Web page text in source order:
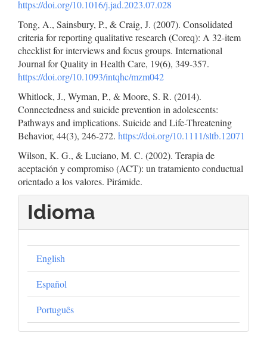
https://doi.org/10.1016/j.jad.2023.07.028
Tong, A., Sainsbury, P., & Craig, J. (2007). Consolidated
criteria for reporting qualitative research (Coreq): A 32-item
checklist for interviews and focus groups. International
Journal for Quality in Health Care, 19(6), 349-357.
https://doi.org/10.1093/intqhc/mzm042
Whitlock, J., Wyman, P., & Moore, S. R. (2014).
Connectedness and suicide prevention in adolescents:
Pathways and implications. Suicide and Life-Threatening
Behavior, 44(3), 246-272. https://doi.org/10.1111/sltb.12071
Wilson, K. G., & Luciano, M. C. (2002). Terapia de
aceptación y compromiso (ACT): un tratamiento conductual
orientado a los valores. Pirámide.
Idioma
English
Español
Português